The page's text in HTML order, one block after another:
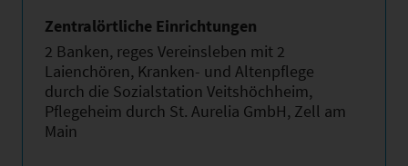
Zentralörtliche Einrichtungen
2 Banken, reges Vereinsleben mit 2
Laienchören, Kranken- und Altenpflege
durch die Sozialstation Veitshöchheim,
Pflegeheim durch St. Aurelia GmbH, Zell am
Main